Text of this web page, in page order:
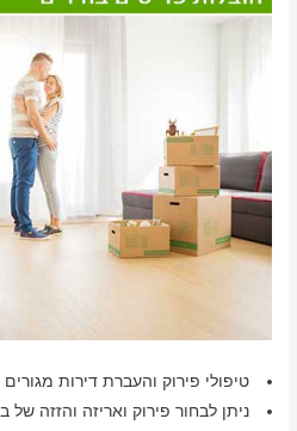
טיפולי פירוק והעברת דירות
ניתן לבחור פירוק ואריזה והזזה